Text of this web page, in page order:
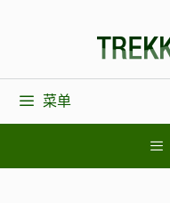
容
菜单